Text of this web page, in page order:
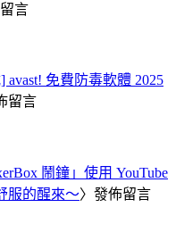
言
avast! 免費防毒軟體 2025
留言
鬧鐘」使用 YouTube
服的醒來～〉發佈留言